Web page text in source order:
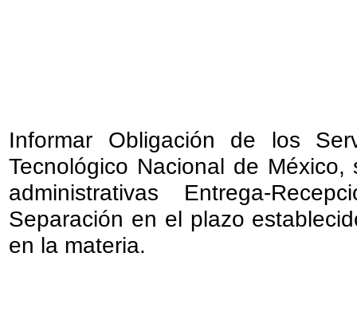
Informar Obligación de los
Tecnológico Nacional de México,
administrativas Entrega-
Separación en el plazo
en la materia.